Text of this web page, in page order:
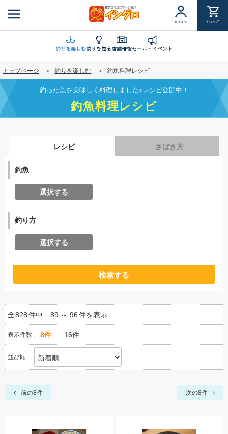
ン
ツ
に
移
動
ログイン ショップ
釣りを楽しむ釣りを知る店舗情報セール・イベント
トップページ 釣りを楽しむ 釣魚料理レシピ
釣った魚を美味しく料理しました♪レシピ公開中！
釣魚料理レシピ
レシピ さばき方
釣魚
選択する
釣り方
選択する
別
検索する
全828件中 89 ～ 96件を表示
表示件数 8件 16件
並び順
前の8件 次の8件